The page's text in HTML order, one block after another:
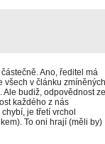
Ano, ředitel má
všech v článku zmíněných
Ale budiž, odpovědnost ze
každého z nás
je třetí vrchol
To oni hrají (měli by)